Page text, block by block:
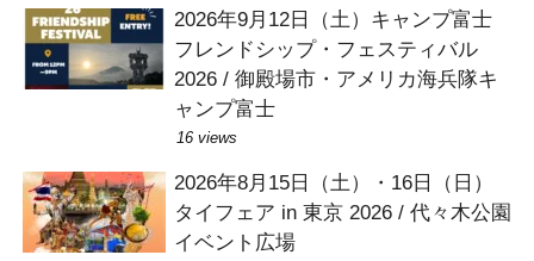
2026年9月12日（土）キャンプ富士
フレンドシップ・フェスティバル
2026 / 御殿場市・アメリカ海兵隊キ
ャンプ富士
16 views
2026年8月15日（土）・16日（日）
タイフェア in 東京 2026 / 代々木公園
イベント広場